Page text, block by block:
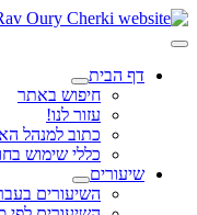
דף הבית
חיפוש באתר
עזור לנו!
כתוב למנהל
כללי שימוש
שיעורים
השיעורים